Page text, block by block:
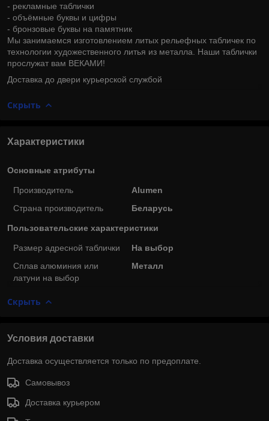
- рекламные таблички
- объёмные буквы и цифры
- бронзовые буквы на памятник
Мы занимаемся изготовлением литых рельефных табличек по
технологии художественного литья из металла. Наши таблички
прослужат вам ВЕКАМИ!
Доставка до двери курьерской службой
Скрыть
Характеристики
Основные атрибуты
Производитель
Alumen
Страна производитель
Беларусь
Пользовательские характеристики
Размер адресной таблички
На выбор
Сплав алюминия или
латуни на выбор
Металл
Скрыть
Условия доставки
Доставка осуществляется только по предоплате.
Самовывоз
Доставка курьером